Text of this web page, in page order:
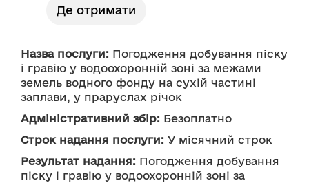
Де отримати
Назва послуги: Погодження добування піску
і гравію у водоохоронній зоні за межами
земель водного фонду на сухій частині
заплави, у праруслах річок
Адміністративний збір: Безоплатно
Строк надання послуги: У місячний строк
Результат надання: Погодження добування
піску і гравію у водоохоронній зоні за